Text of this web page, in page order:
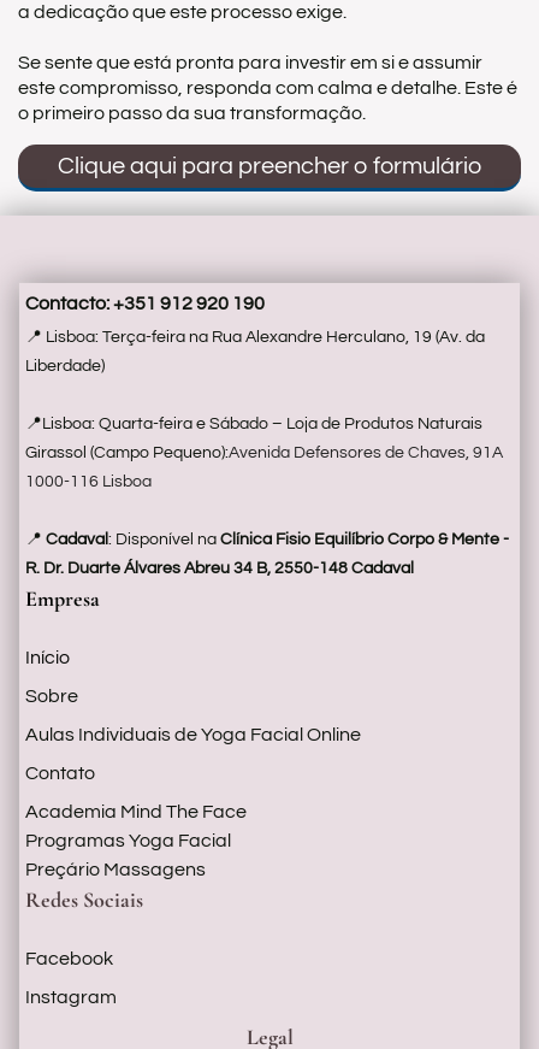
a dedicação que este processo exige.
Se sente que está pronta para investir em si e assumir
este compromisso, responda com calma e detalhe. Este é
o primeiro passo da sua transformação.
Clique aqui para preencher o formulário
Contacto: +351 912 920 190
📍 Lisboa: Terça-feira na Rua Alexandre Herculano, 19 (Av. da
Liberdade)
📍Lisboa: Quarta-feira e Sábado – Loja de Produtos Naturais
Girassol (Campo Pequeno):Avenida Defensores de Chaves, 91A
1000-116 Lisboa
📍 Cadaval : Disponível na Clínica Fisio Equilíbrio Corpo & Mente -
R. Dr. Duarte Álvares Abreu 34 B, 2550-148 Cadaval
Empresa
Início
Sobre
Aulas Individuais de Yoga Facial Online
Contato
Academia Mind The Face
Programas Yoga Facial
Preçário Massagens
Redes Sociais
Facebook
Instagram
Legal